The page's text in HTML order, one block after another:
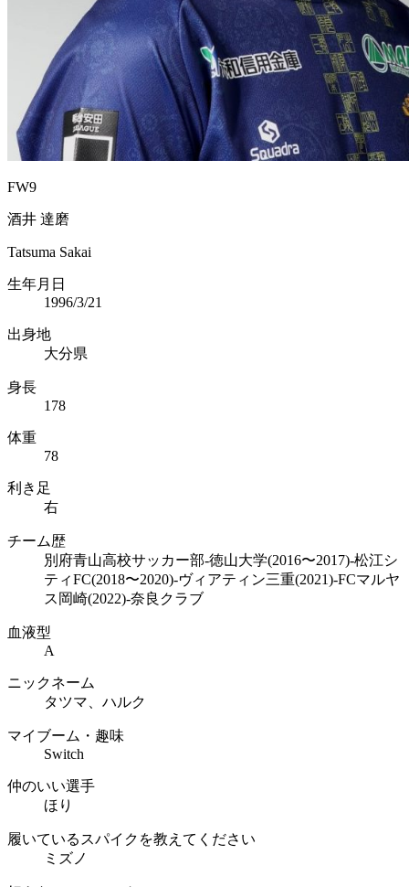
FW9
酒井 達磨
Tatsuma Sakai
生年月日
1996/3/21
出身地
大分県
身長
178
体重
78
利き足
右
チーム歴
別府青山高校サッカー部-徳山大学(2016〜2017)-松江シ
ティFC(2018〜2020)-ヴィアティン三重(2021)-FCマルヤ
ス岡崎(2022)-奈良クラブ
血液型
A
ニックネーム
タツマ、ハルク
マイブーム・趣味
Switch
仲のいい選手
ほり
履いているスパイクを教えてください
ミズノ